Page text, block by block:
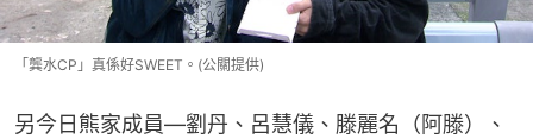
「龔水CP」真係好SWEET。(公關提供)
另今日熊家成員—劉丹、呂慧儀、滕麗名（阿滕）、